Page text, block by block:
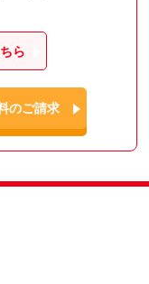
ら
のご請求